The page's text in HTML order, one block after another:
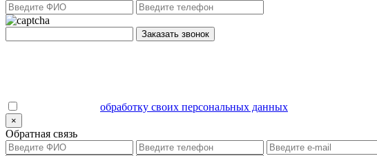
Заказать звонок
обработку своих персональных данных
×
Обратная связь